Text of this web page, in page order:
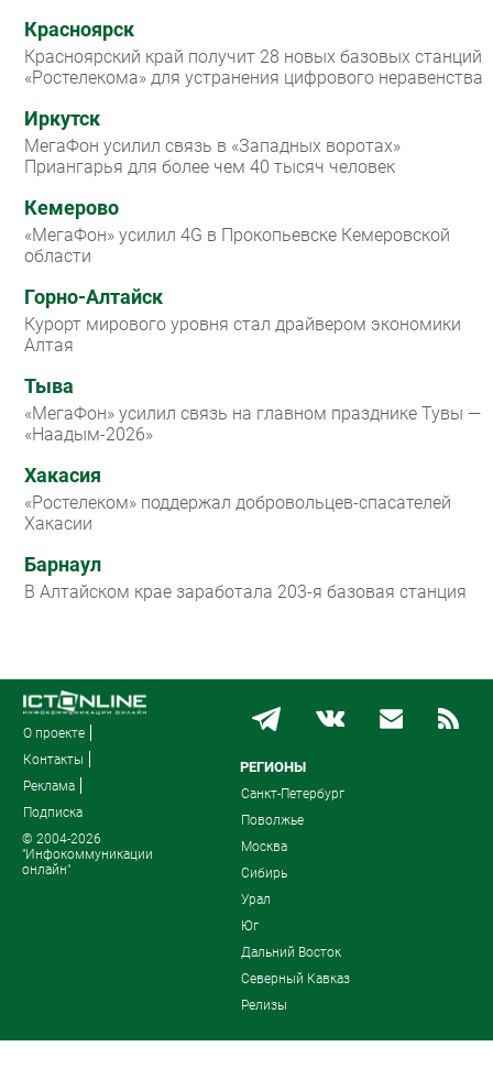
Красноярск
Красноярский край получит 28 новых базовых станций
«Ростелекома» для устранения цифрового неравенства
Иркутск
МегаФон усилил связь в «Западных воротах»
Приангарья для более чем 40 тысяч человек
Кемерово
«МегаФон» усилил 4G в Прокопьевске Кемеровской
области
Горно-Алтайск
Курорт мирового уровня стал драйвером экономики
Алтая
Тыва
«МегаФон» усилил связь на главном празднике Тувы —
«Наадым-2026»
Хакасия
«Ростелеком» поддержал добровольцев-спасателей
Хакасии
Барнаул
В Алтайском крае заработала 203-я базовая станция
О проекте
Контакты
Реклама
Подписка
© 2004-2026
"Инфокоммуникации
онлайн"
РЕГИОНЫ
Санкт-Петербург
Поволжье
Москва
Сибирь
Урал
Юг
Дальний Восток
Северный Кавказ
Релизы